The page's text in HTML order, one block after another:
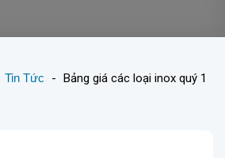
Tin Tức - Bảng giá các loại inox quý 1